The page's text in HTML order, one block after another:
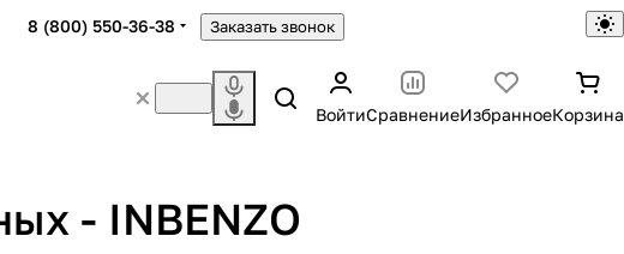
8 (800) 550-36-38 Заказать звонок
ВойтиСравнениеИзбранноеКорзина
- INBENZO